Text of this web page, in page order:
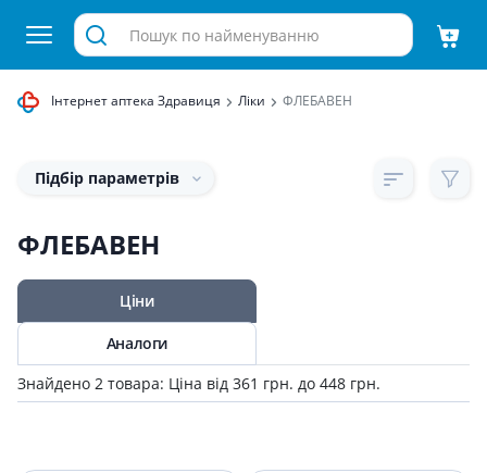
Інтернет аптека Здравиця Ліки ФЛЕБАВЕН
Підбір параметрів
ФЛЕБАВЕН
Ціни
Аналоги
Знайдено 2 товара: Ціна від 361 грн. до 448 грн.